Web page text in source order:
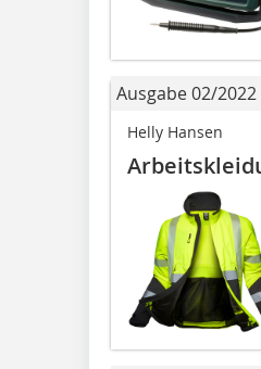
Ausgabe 02/2022
Helly Hansen